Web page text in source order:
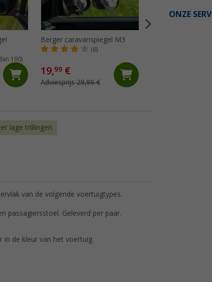
ONZE
100)
Berger caravanspiegel M3
(6)
19,99 €
Adviesprijs 29,99 €
lage trillingen
van de volgende voertuigtypes.
passagiersstoel. Geleverd per paar.
in de kleur van het voertuig.